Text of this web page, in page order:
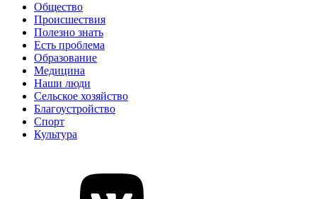
Общество
Происшествия
Полезно знать
Есть проблема
Образование
Медицина
Наши люди
Сельское хозяйство
Благоустройство
Спорт
Культура